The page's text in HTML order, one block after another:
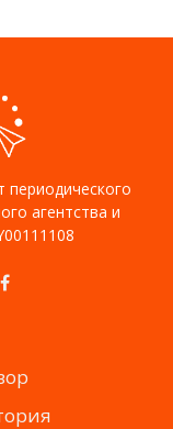
периодического
агентства и
Facebook